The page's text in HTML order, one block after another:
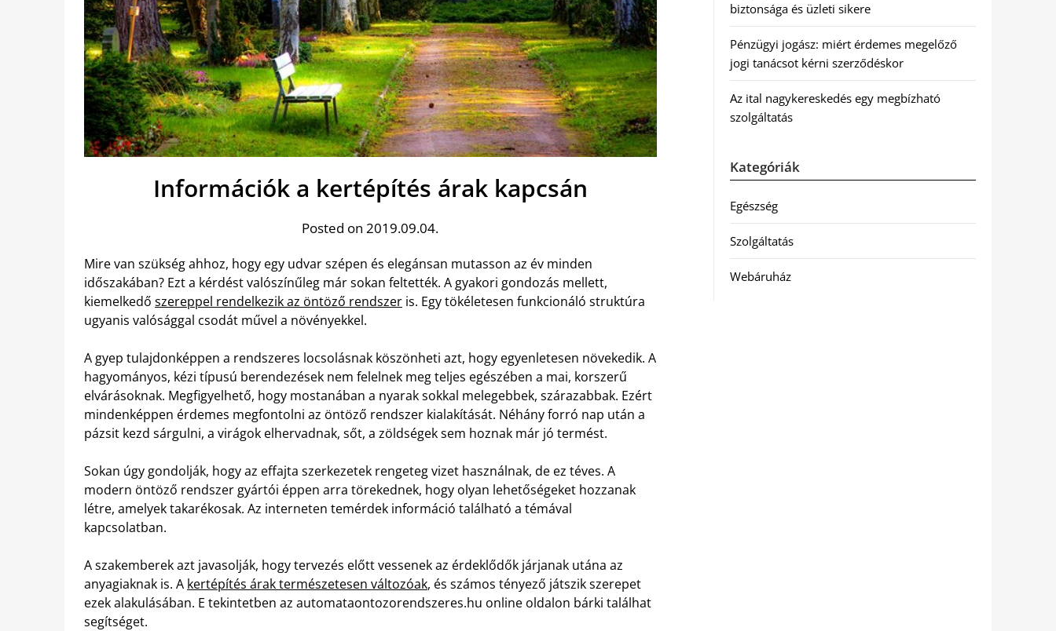
Információk a kertépítés árak kapcsán
Posted on 2019.09.04.
Mire van szükség ahhoz, hogy egy udvar szépen és elegánsan mutasson az év minden
időszakában? Ezt a kérdést valószínűleg már sokan feltették. A gyakori gondozás mellett,
kiemelkedő szereppel rendelkezik az öntöző rendszer is. Egy tökéletesen funkcionáló struktúra
ugyanis valósággal csodát művel a növényekkel.
A gyep tulajdonképpen a rendszeres locsolásnak köszönheti azt, hogy egyenletesen növekedik. A
hagyományos, kézi típusú berendezések nem felelnek meg teljes egészében a mai, korszerű
elvárásoknak. Megfigyelhető, hogy mostanában a nyarak sokkal melegebbek, szárazabbak. Ezért
mindenképpen érdemes megfontolni az öntöző rendszer kialakítását. Néhány forró nap után a
pázsit kezd sárgulni, a virágok elhervadnak, sőt, a zöldségek sem hoznak már jó termést.
Sokan úgy gondolják, hogy az effajta szerkezetek rengeteg vizet használnak, de ez téves. A
modern öntöző rendszer gyártói éppen arra törekednek, hogy olyan lehetőségeket hozzanak
létre, amelyek takarékosak. Az interneten temérdek információ található a témával
kapcsolatban.
A szakemberek azt javasolják, hogy tervezés előtt vessenek az érdeklődők járjanak utána az
anyagiaknak is. A kertépítés árak természetesen változóak, és számos tényező játszik szerepet
ezek alakulásában. E tekintetben az automataontozorendszeres.hu online oldalon bárki találhat
segítséget.
biztonsága és üzleti sikere
Pénzügyi jogász: miért érdemes megelőző
jogi tanácsot kérni szerződéskor
Az ital nagykereskedés egy megbízható
szolgáltatás
Kategóriák
Egészség
Szolgáltatás
Webáruház